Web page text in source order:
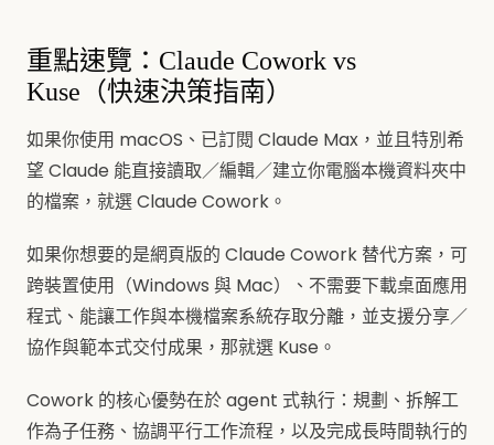
重點速覽：Claude Cowork vs
Kuse（快速決策指南）
如果你使用 macOS、已訂閱 Claude Max，並且特別希
望 Claude 能直接讀取／編輯／建立你電腦本機資料夾中
的檔案，就選 Claude Cowork。
如果你想要的是網頁版的 Claude Cowork 替代方案，可
跨裝置使用（Windows 與 Mac）、不需要下載桌面應用
程式、能讓工作與本機檔案系統存取分離，並支援分享／
協作與範本式交付成果，那就選 Kuse。
Cowork 的核心優勢在於 agent 式執行：規劃、拆解工
作為子任務、協調平行工作流程，以及完成長時間執行的